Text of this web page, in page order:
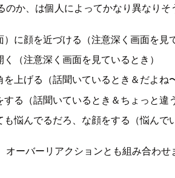
のか、は個人によってかなり異なりそ
）に顔を近づける（注意深く画面を見
（注意深く画面を見ているとき）
上げる（話聞いているとき＆だよね
する（話聞いているとき＆ちょっと違
悩んでるだろ、な顔をする（悩んで
オーバーリアクションとも組み合わせ